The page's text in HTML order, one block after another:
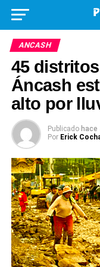
ANCASH
45
Áncash
alto por
Publicado hace
Por Erick